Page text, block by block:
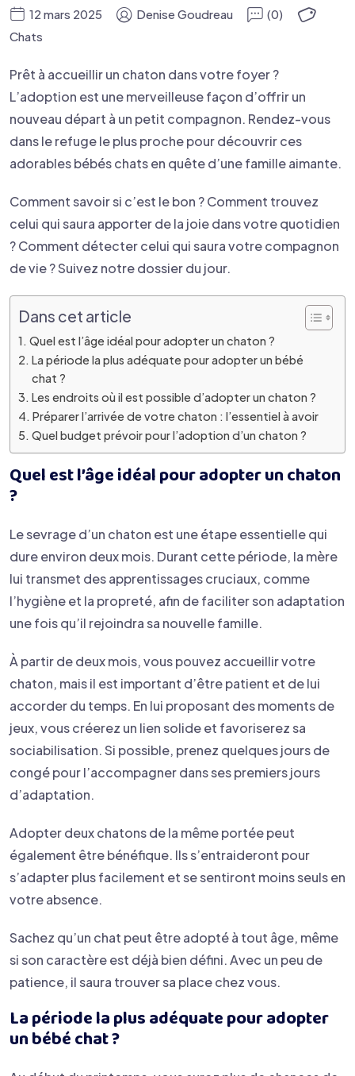
12 mars 2025 Denise Goudreau
(0)
Chats
Prêt à accueillir un chaton dans votre foyer ?
L’adoption est une merveilleuse façon d’offrir un
nouveau départ à un petit compagnon. Rendez-vous
dans le refuge le plus proche pour découvrir ces
adorables bébés chats en quête d’une famille aimante.
Comment savoir si c’est le bon ? Comment trouvez
celui qui saura apporter de la joie dans votre quotidien
? Comment détecter celui qui saura votre compagnon
de vie ? Suivez notre dossier du jour.
Dans cet article
Quel est l’âge idéal pour adopter un chaton ?
La période la plus adéquate pour adopter un bébé
chat ?
Les endroits où il est possible d’adopter un chaton ?
Préparer l’arrivée de votre chaton : l’essentiel à avoir
Quel budget prévoir pour l’adoption d’un chaton ?
Quel est l’âge idéal pour adopter un chaton
?
Le sevrage d’un chaton est une étape essentielle qui
dure environ deux mois. Durant cette période, la mère
lui transmet des apprentissages cruciaux, comme
l’hygiène et la propreté, afin de faciliter son adaptation
une fois qu’il rejoindra sa nouvelle famille.
À partir de deux mois, vous pouvez accueillir votre
chaton, mais il est important d’être patient et de lui
accorder du temps. En lui proposant des moments de
jeux, vous créerez un lien solide et favoriserez sa
sociabilisation. Si possible, prenez quelques jours de
congé pour l’accompagner dans ses premiers jours
d’adaptation.
Adopter deux chatons de la même portée peut
également être bénéfique. Ils s’entraideront pour
s’adapter plus facilement et se sentiront moins seuls en
votre absence.
Sachez qu’un chat peut être adopté à tout âge, même
si son caractère est déjà bien défini. Avec un peu de
patience, il saura trouver sa place chez vous.
La période la plus adéquate pour adopter
un bébé chat ?